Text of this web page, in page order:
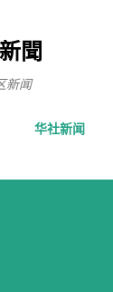
聞
新闻
华社新闻